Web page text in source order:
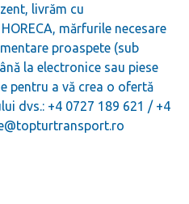
livrăm cu
mărfurile necesare
proaspete (sub
la electronice sau piese
pentru a vă crea o ofertă
dvs.: +4 0727 189 621 / +4